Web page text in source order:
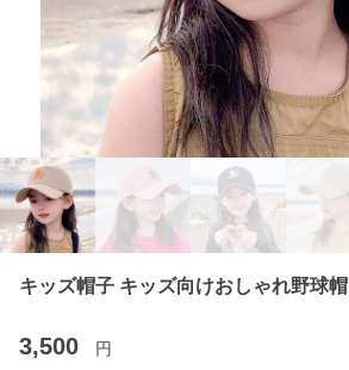
キッズ帽子 キッズ向けおしゃれ野球帽
3,500 円